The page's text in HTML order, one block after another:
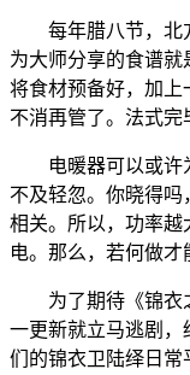
每年腊八节，北方
为大师分享的食谱
将食材预备好，加上
不消再管了。法式完
电暖器可以或许为
不及轻忽。你晓得
相关。所以，功率越
电。那么，若何做才
为了期待《锦衣之
一更新就立马逃剧，
们的锦衣卫陆绎日常